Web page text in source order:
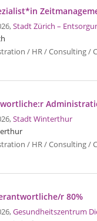
Stadt Zürich –
/ HR / Consulting /
Stadt Winterthur
/ HR / Consulting /
r 80%
Gesundheitszentrum